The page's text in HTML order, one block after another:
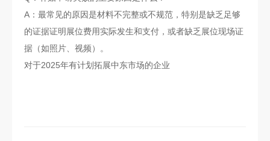
A：最常见的原因是材料不完整或不规范，特别是缺乏足够
的证据证明展位费用实际发生和支付，或者缺乏展位现场证
据（如照片、视频）。
对于2025年有计划拓展中东市场的企业